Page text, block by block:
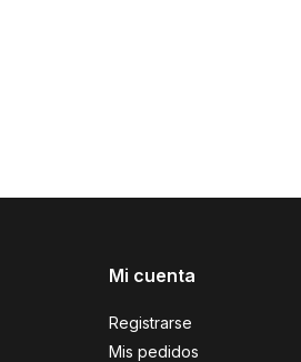
Mi cuenta
Registrarse
Mis pedidos